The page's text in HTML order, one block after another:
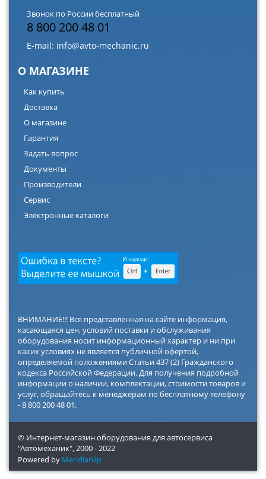
Звонок по России бесплатный
8 800 200 48 01
E-mail: info@avto-mechanic.ru
О МАГАЗИНЕ
Как купить
Доставка
О магазине
Гарантия
Задать вопрос
Документы
Производители
Сервис
Электронные каталоги
ВНИМАНИЕ!!! Вся представленная на сайте информация,
касающаяся цен, условий поставки и обслуживания
оборудования носит информационный характер и ни при
каких условиях не является публичной офертой,
определяемой положениями Статьи 437 (2) Гражданского
кодекса Российской Федерации. Для получения подробной
информации о наличии, комплектации, стоимости товаров и
услуг, обращайтесь к менеджерам по бесплатному телефону
- 8 800 200 48 01.
© Интернет-магазин оборудования для автосервиса
"Автомеханик",2000 - 2022
Powered by Meridianlip